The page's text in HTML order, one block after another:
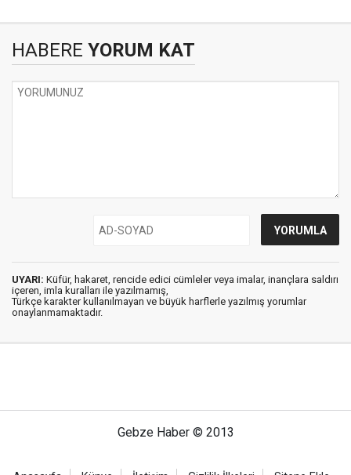
HABERE YORUM KAT
UYARI: Küfür, hakaret, rencide edici cümleler veya imalar, inançlara saldırı
içeren, imla kuralları ile yazılmamış,
Türkçe karakter kullanılmayan ve büyük harflerle yazılmış yorumlar
onaylanmamaktadır.
Gebze Haber © 2013